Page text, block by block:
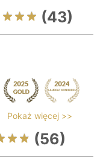
(43)
Pokaż więcej >>
(56)